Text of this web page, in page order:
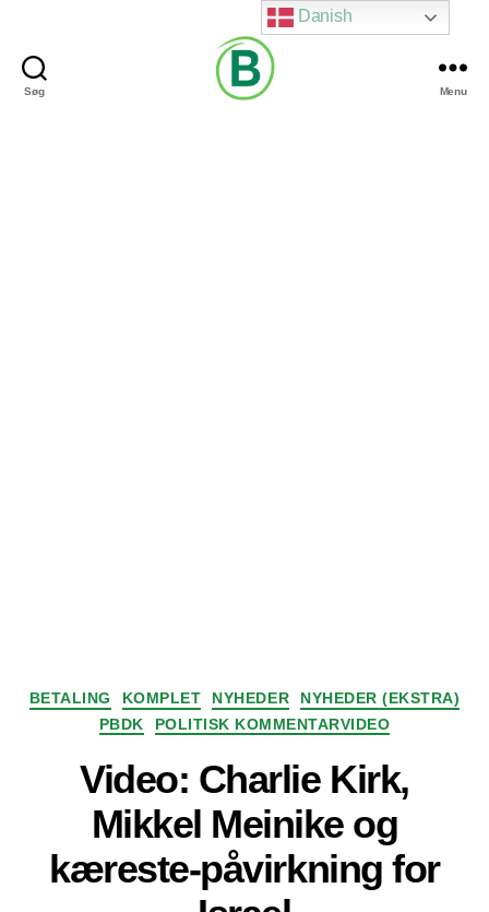
Søg Menu
Kategorier
BETALING KOMPLET NYHEDER
NYHEDER (EKSTRA)
PBDK
POLITISK KOMMENTARVIDEO
Video: Charlie Kirk,
Mikkel Meinike og
kæreste-påvirkning for
Danish